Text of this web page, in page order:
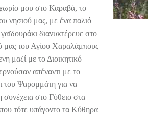
μου στο Καραβά, το
νησιού μας, με ένα παλιό
διανυκτέρευε στο
μας του Αγίου Χαραλάμπους
μαζί με το Διοικητικό
απέναντι με το
του Ψαρομμάτη για να
συνέχεια στο Γύθειο στα
τότε υπάγοντο τα Κύθηρα